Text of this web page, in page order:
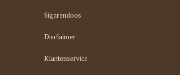
Sigarendoos
Disclaimer
Klantenservice